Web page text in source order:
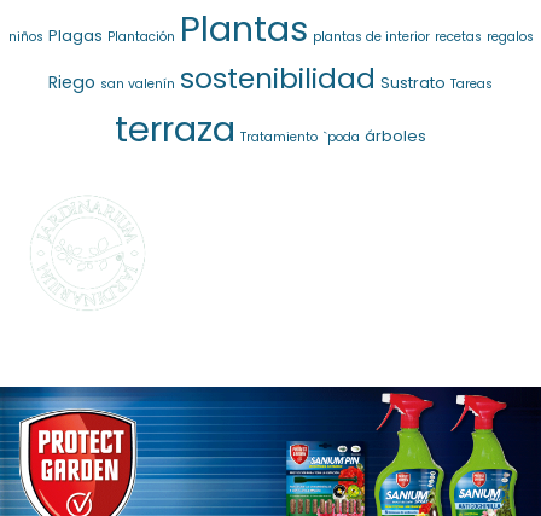
niños Plagas Plantación Plantas plantas de interior recetas regalos
Riego san valenín sostenibilidad Sustrato Tareas
terraza Tratamiento `poda árboles